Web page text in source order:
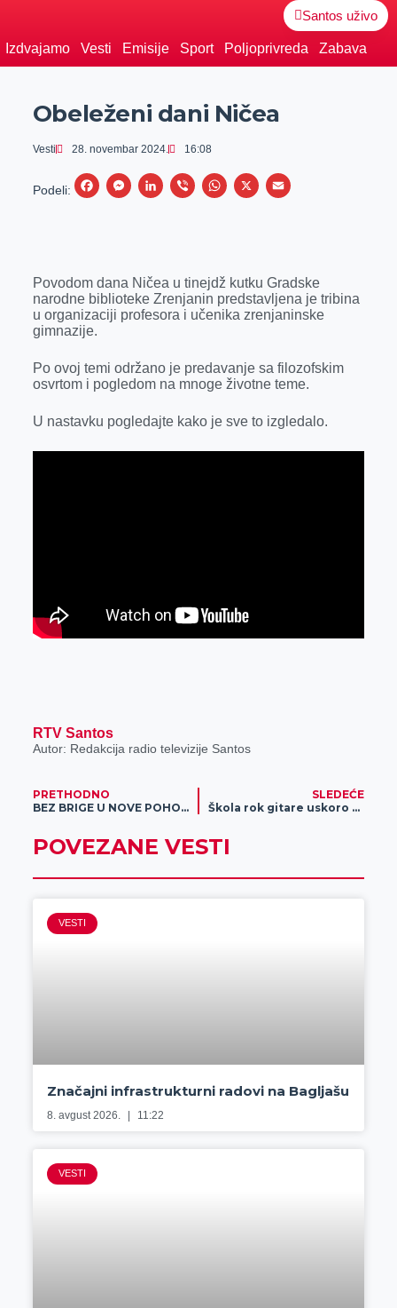
Santos uživo
Izdvajamo Vesti Emisije Sport Poljoprivreda Zabava
Obeleženi dani Ničea
Vesti 28. novembar 2024. 16:08
Podeli:
F
b
o
M
e
n
e
r
L
e
d
V
r
W
s
A
X
E
l
Povodom dana Ničea u tinejdž kutku Gradske
narodne biblioteke Zrenjanin predstavljena je tribina
u organizaciji profesora i učenika zrenjaninske
gimnazije.
Po ovoj temi održano je predavanje sa filozofskim
osvrtom i pogledom na mnoge životne teme.
U nastavku pogledajte kako je sve to izgledalo.
RTV Santos
Autor: Redakcija radio televizije Santos
PRETHODNO
BEZ BRIGE U NOVE POHODE: Ovde te čeka VIP MONEYBACK 10%!
SLEDEĆE
Škola rok gitare uskoro u Zrenjaninu
POVEZANE VESTI
VESTI
Značajni infrastrukturni radovi na Bagljašu
8. avgust 2026. 11:22
VESTI